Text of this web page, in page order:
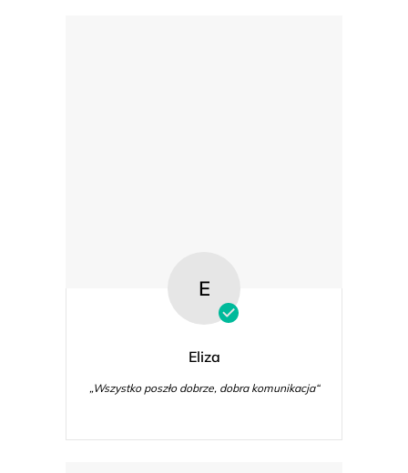
E
Eliza
„Wszystko poszło dobrze, dobra komunikacja“